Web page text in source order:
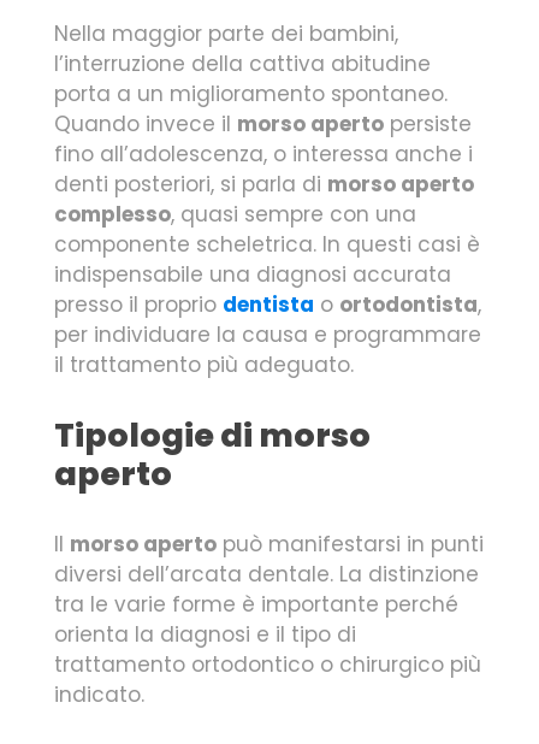
Nella maggior parte dei bambini,
l’interruzione della cattiva abitudine
porta a un miglioramento spontaneo.
Quando invece il morso aperto persiste
fino all’adolescenza, o interessa anche i
denti posteriori, si parla di morso aperto
complesso, quasi sempre con una
componente scheletrica. In questi casi è
indispensabile una diagnosi accurata
presso il proprio dentista o ortodontista,
per individuare la causa e programmare
il trattamento più adeguato.
Tipologie di morso
aperto
Il morso aperto può manifestarsi in punti
diversi dell’arcata dentale. La distinzione
tra le varie forme è importante perché
orienta la diagnosi e il tipo di
trattamento ortodontico o chirurgico più
indicato.